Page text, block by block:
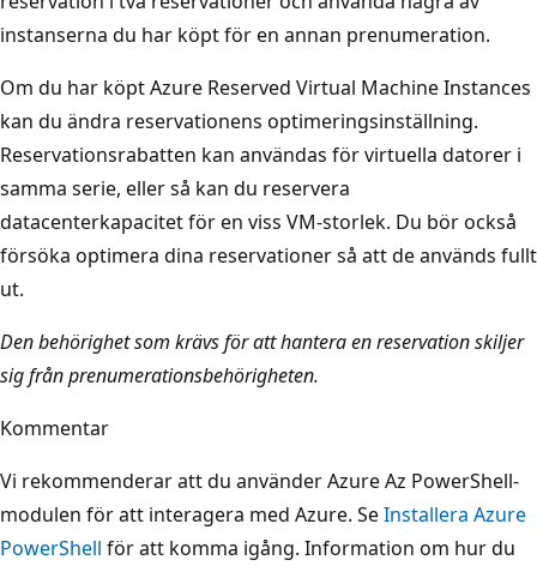
instanserna du har köpt för en annan prenumeration.
Om du har köpt Azure Reserved Virtual Machine Instances
kan du ändra reservationens optimeringsinställning.
Reservationsrabatten kan användas för virtuella datorer i
samma serie, eller så kan du reservera
datacenterkapacitet för en viss VM-storlek. Du bör också
försöka optimera dina reservationer så att de används fullt
ut.
Den behörighet som krävs för att hantera en reservation skiljer
sig från prenumerationsbehörigheten.
Kommentar
Vi rekommenderar att du använder Azure Az PowerShell-
modulen för att interagera med Azure. SeInstallera Azure
PowerShell för att komma igång. Information om hur du